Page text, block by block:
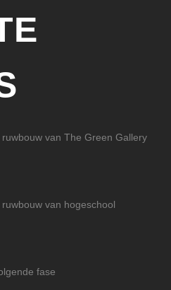
van The Green Gallery
van hogeschool
fase